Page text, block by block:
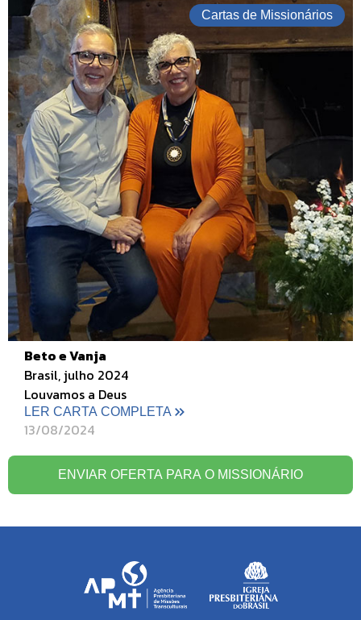
Cartas de Missionários
Beto e Vanja
Brasil, julho 2024
Louvamos a Deus
LER CARTA COMPLETA
13/08/2024
ENVIAR OFERTA PARA O MISSIONÁRIO